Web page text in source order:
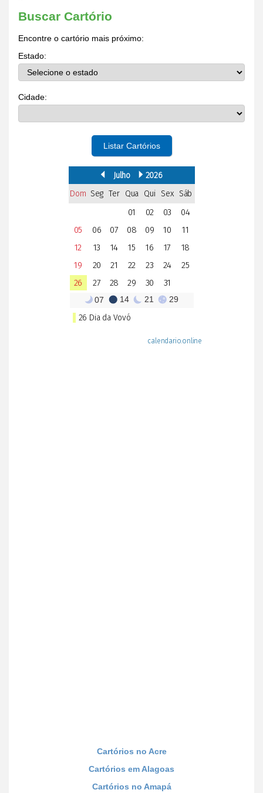
Buscar Cartório
Encontre o cartório mais próximo:
Estado:
Cidade:
Listar Cartórios
Cartórios no Acre
Cartórios em Alagoas
Cartórios no Amapá